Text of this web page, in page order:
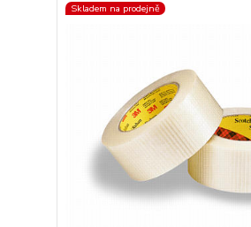
Skladem na prodejně